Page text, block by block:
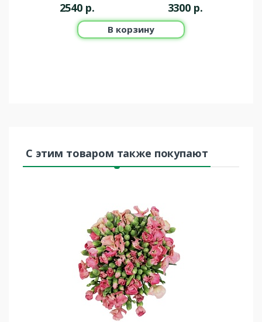
2540 р. 3300 р.
В корзину
С этим товаром также покупают